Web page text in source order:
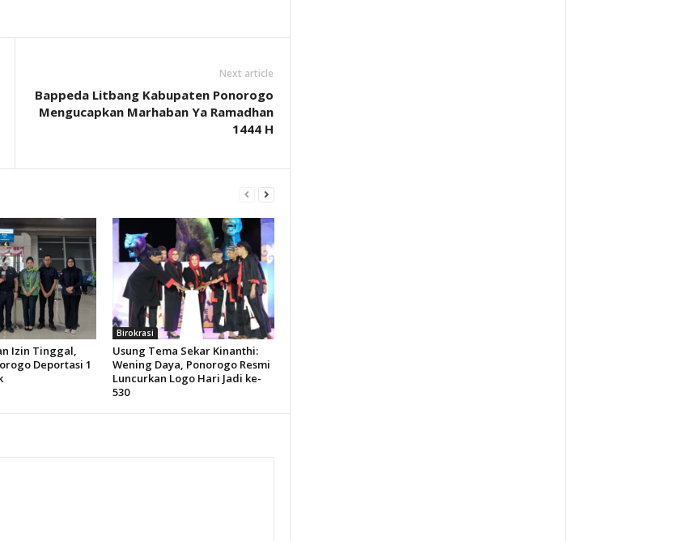
Next article
Bappeda Litbang Kabupaten Ponorogo
Mengucapkan Marhaban Ya Ramadhan
1444 H
Izin Tinggal,
Deportasi 1
Birokrasi
Usung Tema Sekar Kinanthi:
Wening Daya, Ponorogo Resmi
Luncurkan Logo Hari Jadi ke-
530